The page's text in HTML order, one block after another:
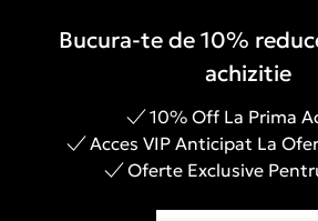
Bucura-te de 10%
achizitie
10% Off La Prima
Acces VIP Anticipat La
Oferte Exclusive